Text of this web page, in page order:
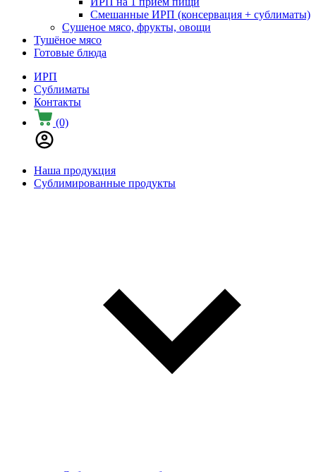
Смешанные ИРП (консервация + сублиматы)
Сушеное мясо, фрукты, овощи
Тушёное мясо
Готовые блюда
ИРП
Сублиматы
Контакты
(0)
Наша продукция
Сублимированные продукты